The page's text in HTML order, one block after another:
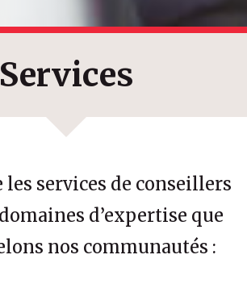
Services
les services de conseillers
d’expertise que
nos communautés :